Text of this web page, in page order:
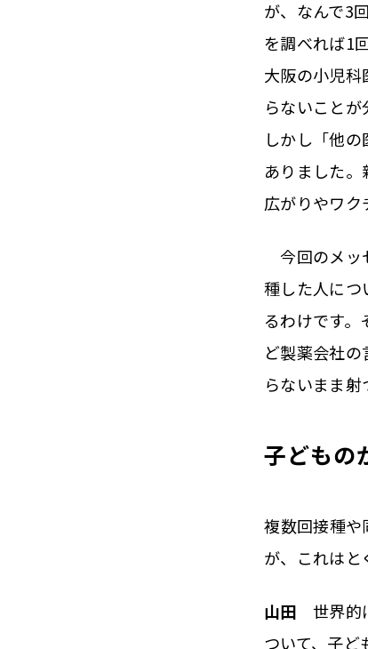
が、なんで3
を調べれば1
大阪の小児科
らないこと
しかし「他
ありました
広がりやワク
今回のメッ
種した人につ
るわけです
ど製薬会社
らないまま射
子どもの
――複数回接種
が、これはと
山田 世界的
ついて、子ど